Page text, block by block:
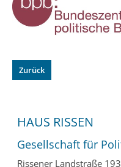
Zurück
HAUS RISSEN
Gesellschaft für
Rissener Landstraße 193